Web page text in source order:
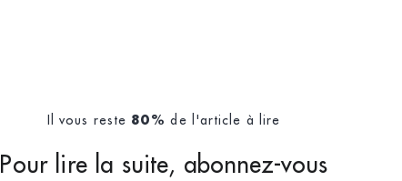
Il vous reste 80% de l'article à lire
Pour lire la suite, abonnez-vous